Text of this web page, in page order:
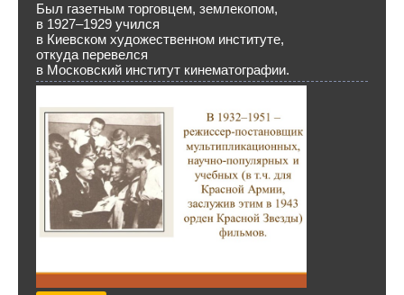
Был газетным торговцем, землекопом,
в 1927–1929 учился
в Киевском художественном институте,
откуда перевелся
в Московский институт кинематографии.